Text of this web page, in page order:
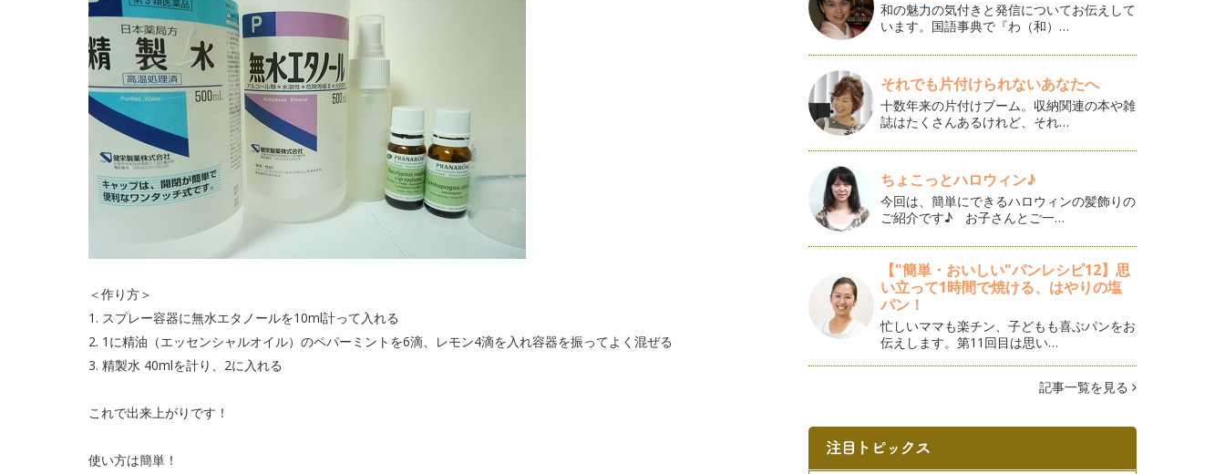
＜作り方＞
1. スプレー容器に無水エタノールを10ml計って入れる
2. 1に精油（エッセンシャルオイル）のペパーミントを6滴、レモン4滴を入れ容器を振ってよく混ぜる
3. 精製水 40mlを計り、2に入れる
これで出来上がりです！
使い方は簡単！
和の魅力の気付きと発信についてお伝えして
います。国語事典で『わ（和）…
それでも片付けられないあなたへ
十数年来の片付けブーム。収納関連の本や雑
誌はたくさんあるけれど、それ…
ちょこっとハロウィン♪
今回は、簡単にできるハロウィンの髪飾りの
ご紹介です♪ お子さんとご一…
【"簡単・おいしい"パンレシピ12】思
い立って1時間で焼ける、はやりの塩
パン！
忙しいママも楽チン、子どもも喜ぶパンをお
伝えします。第11回目は思い…
記事一覧を見る